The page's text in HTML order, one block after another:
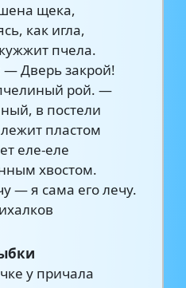
щека,
как игла,
пчела.
— Дверь закрой!
рой. —
в постели
пластом
еле-еле
хвостом.
— я сама его лечу.
у причала